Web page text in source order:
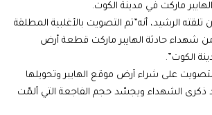
ماركت في مدينة الكوت.
الرشيد، أنه”تم التصويت بالأغلبية المطلقة
حادثة الهايبر ماركت قطعة أرض
الكوت”.
على شراء أرض موقع الهايبر وتحويلها
ذكرى الشهداء ويجسّد حجم الفاجعة التي ألمّت